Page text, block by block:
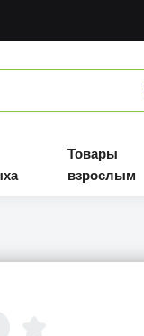
Товары
взрослым